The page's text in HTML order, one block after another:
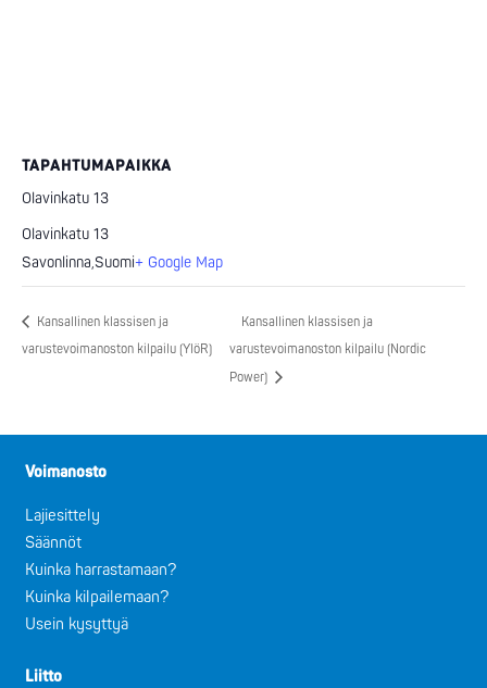
TAPAHTUMAPAIKKA
Olavinkatu 13
Olavinkatu 13
Savonlinna,Suomi+ Google Map
Kansallinen klassisen ja
varustevoimanoston kilpailu (YlöR)
Kansallinen klassisen ja
varustevoimanoston kilpailu (Nordic
Power)
Voimanosto
Lajiesittely
Säännöt
Kuinka harrastamaan?
Kuinka kilpailemaan?
Usein kysyttyä
Liitto